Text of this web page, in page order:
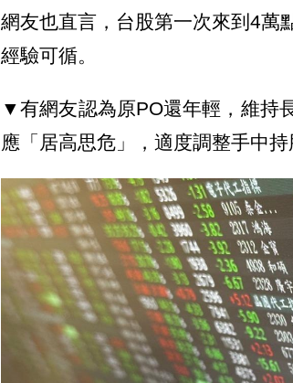
網友也直言，台股第一次來到4萬
經驗可循。
▼有網友認為原PO還年輕，維持
應「居高思危」，適度調整手中